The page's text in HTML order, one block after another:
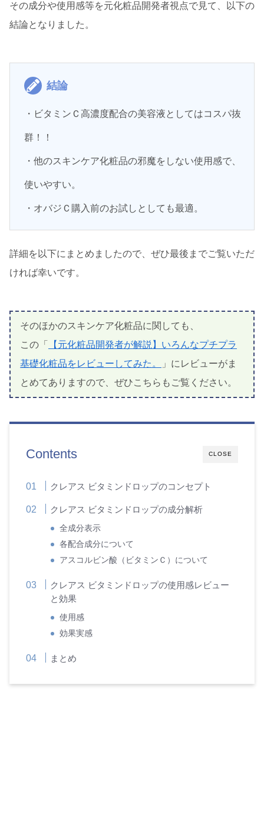
その成分や使用感等を元化粧品開発者視点で見て、以下の
結論となりました。
結論
・ビタミンＣ高濃度配合の美容液としてはコスパ抜
群！！
・他のスキンケア化粧品の邪魔をしない使用感で、
使いやすい。
・オバジＣ購入前のお試しとしても最適。
詳細を以下にまとめましたので、ぜひ最後までご覧いただ
ければ幸いです。
そのほかのスキンケア化粧品に関しても、
この「
【元化粧品開発者が解説】いろんなプチプラ
基礎化粧品をレビューしてみた。
」にレビューがま
とめてありますので、ぜひこちらもご覧ください。
CLOSE
Contents
クレアス ビタミンドロップのコンセプト
クレアス ビタミンドロップの成分解析
全成分表示
各配合成分について
アスコルビン酸（ビタミンＣ）について
クレアス ビタミンドロップの使用感レビュー
と効果
使用感
効果実感
まとめ